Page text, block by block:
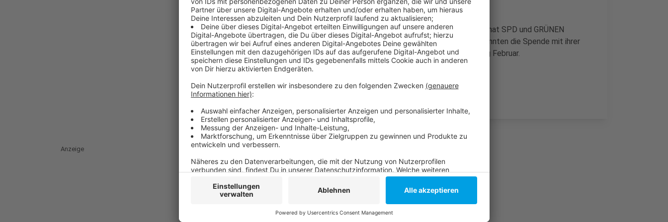
FDP-Chefin und OB-Kandidatin Marie Agnes Strack-Zimmermann hat SPD und GRÜNEN
vorgeschlagen, 50.000 Euro zu spenden. SPD, GRÜNE und FDP könnten die Spende mit ihrer
Mehrheit im Stadtrat beschließen. Die nächste Sitzung ist Anfang Februar.
Anzeige
Anzeige